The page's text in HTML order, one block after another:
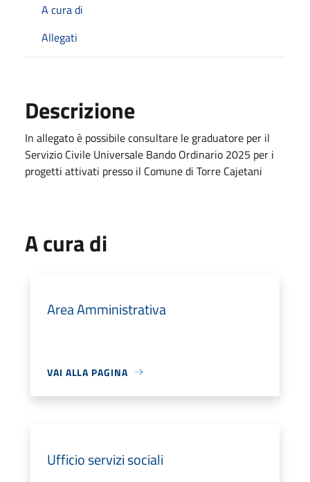
A cura di
Allegati
Descrizione
In allegato è possibile consultare le graduatore per il
Servizio Civile Universale Bando Ordinario 2025 per i
progetti attivati presso il Comune di Torre Cajetani
A cura di
Area Amministrativa
VAI ALLA PAGINA
Ufficio servizi sociali